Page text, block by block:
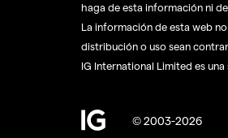
haga de esta información ni
La información de esta web
distribución o uso sean
IG International Limited es
© 2003-2026